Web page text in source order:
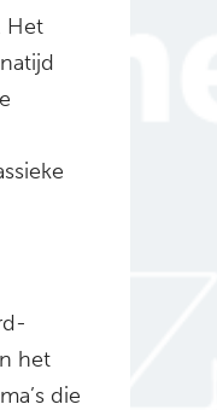
Het
het
die